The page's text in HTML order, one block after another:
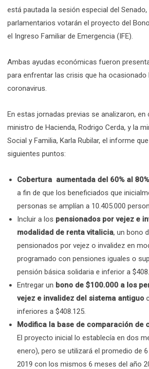
está pautada la sesión especial del Senado,
parlamentarios votarán el proyecto del
el Ingreso Familiar de Emergencia (IFE).
Ambas ayudas económicas fueron
para enfrentar las crisis que ha ocasionado
coronavirus.
En estas jornadas previas se analizaron, en
ministro de Hacienda, Rodrigo Cerda, y la
Social y Familia, Karla Rubilar, el informe
siguientes puntos:
Cobertura aumentada del 60% al
a fin de que los beneficiados que
personas se amplían a 10.405.000
Incluir a los pensionados por vejez e
modalidad de renta vitalicia, un bono
pensionados por vejez o invalidez en
programado con pensiones iguales o
pensión básica solidaria e inferior a
Entregar un bono de $100.000 a los
vejez e invalidez del sistema antiguo
inferiores a $408.125.
Modifica la base de comparación de
El proyecto inicial lo establecía en dos
enero), pero se utilizará el promedio de
2019 con los mismos 6 meses del año